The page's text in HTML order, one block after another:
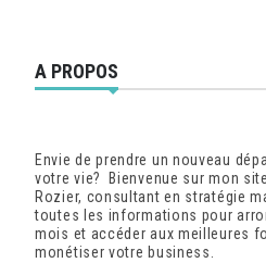
A PROPOS
Envie de prendre un nouveau
votre vie? Bienvenue sur mon
Rozier, consultant en stratégie
toutes les informations pour
mois et accéder aux meilleures
monétiser votre business.